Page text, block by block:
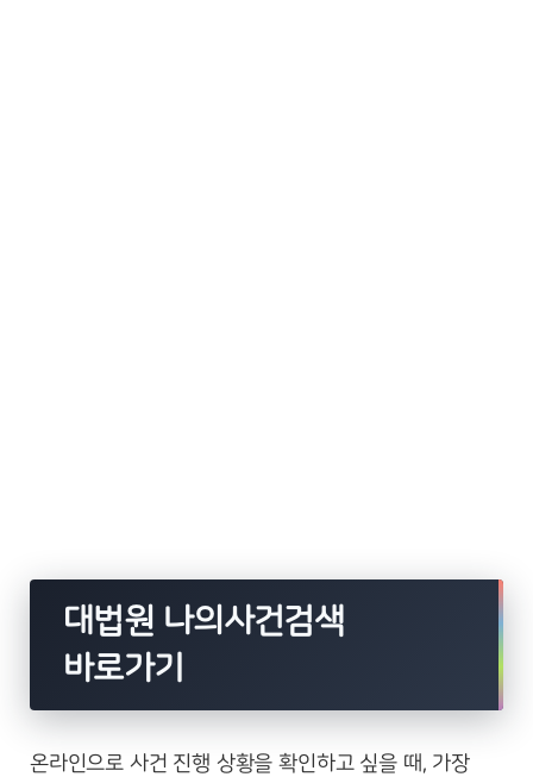
대법원 나의사건검색
바로가기
온라인으로 사건 진행 상황을 확인하고 싶을 때, 가장